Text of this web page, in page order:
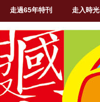
走過65年特刊 走入時光